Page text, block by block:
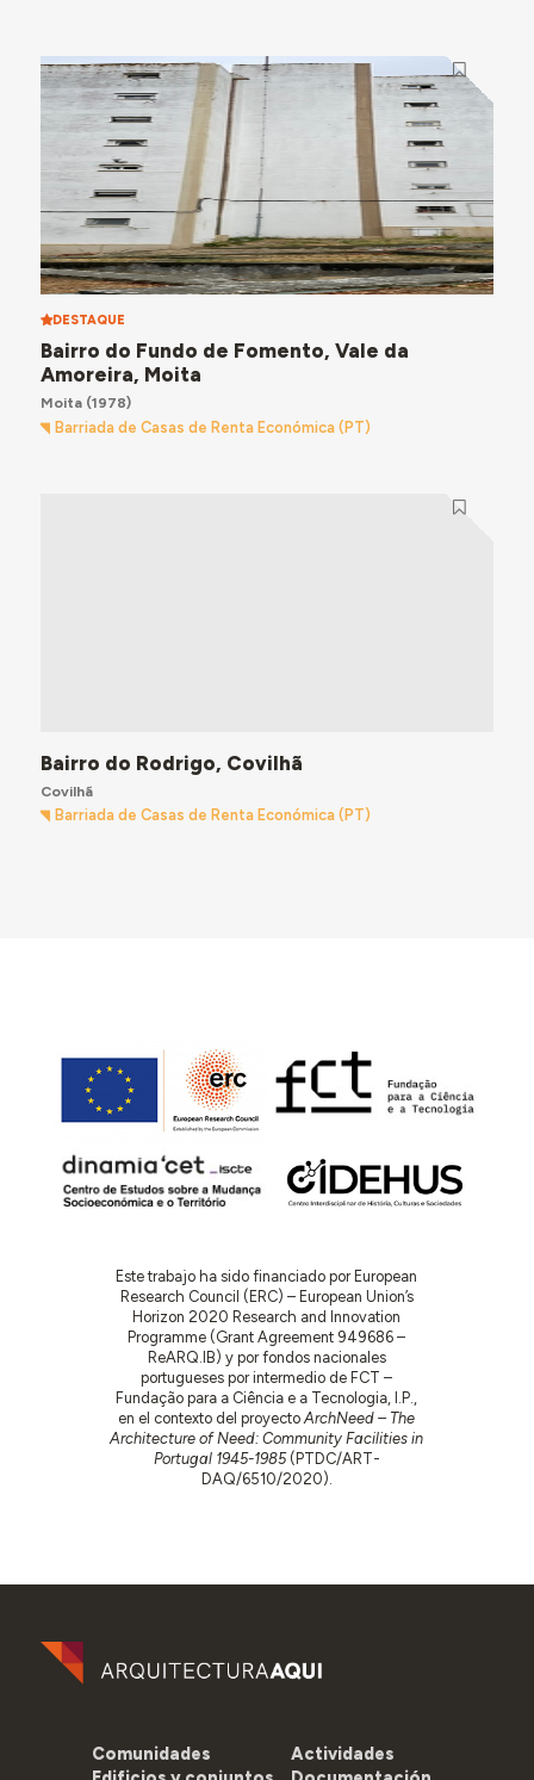
DESTAQUE
Bairro do Fundo de Fomento, Vale da
Amoreira, Moita
Moita(1978)
Barriada de Casas de Renta Económica (PT)
Bairro do Rodrigo, Covilhã
Covilhã
Barriada de Casas de Renta Económica (PT)
Este trabajo ha sido financiado por European
Research Council (ERC) – European Union’s
Horizon 2020 Research and Innovation
Programme (Grant Agreement 949686 –
ReARQ.IB) y por fondos nacionales
portugueses por intermedio de FCT –
Fundação para a Ciência e a Tecnologia, I.P.,
en el contexto del proyectoArchNeed – The
Architecture of Need: Community Facilities in
Portugal 1945-1985(PTDC/ART-
DAQ/6510/2020).
Comunidades
Actividades